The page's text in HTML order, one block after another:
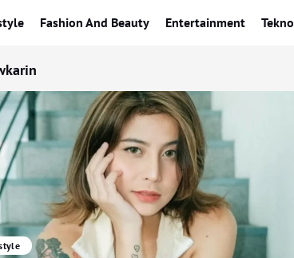
Fashion And Beauty Entertainment Tekno